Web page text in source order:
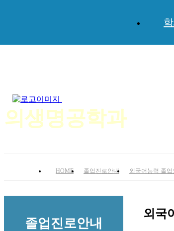
체계적인 교육과 실무위주의 미래지향적 교
의생명공학과
HOME 졸업진로안내 외국어능력 졸업
졸업진로안내
외국